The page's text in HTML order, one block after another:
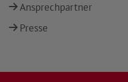
Ansprechpartner
Presse